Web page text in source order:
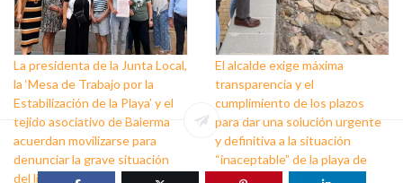
La presidenta de la Junta Local,
la ‘Mesa de Trabajo por la
Estabilización de la Playa’ y el
tejido asociativo de Balerma
acuerdan movilizarse para
denunciar la grave situación
del litoral
El alcalde exige máxima
transparencia y el
cumplimiento de los plazos
para dar una solución urgente
y definitiva a la situación
“inaceptable” de la playa de
Balerma